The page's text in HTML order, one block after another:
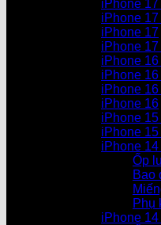
iPhone
iPhone 17
iPhone 17
iPhone 17
iPhone
iPhone 16
iPhone
iPhone 16
iPhone
iPhone 15
iPhone
Ốp
Bao
Phụ
iPhone 14